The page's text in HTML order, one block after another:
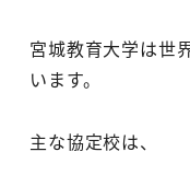
宮城教育大学は世
います。
主な協定校は、